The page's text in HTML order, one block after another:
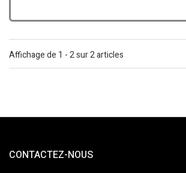
Affichage de 1 - 2 sur 2 articles
CONTACTEZ-NOUS